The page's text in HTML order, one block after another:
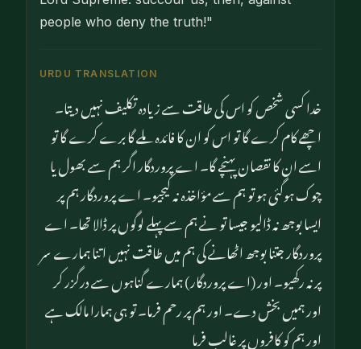
people who deny the truth!"
URDU TRANSLATION
خدا کسی شخص کو اس کی طاقت سے زیادہ تکلیف نہیں دیتا۔
اچھے کام کرے گا تو اس کو ان کا فائدہ ملے گا برے کرے گا تو
اسے ان کا نقصان پہنچے گا۔ اے پروردگار اگر ہم سے بھول یا
چوک ہوگئی ہو تو ہم سے مؤاخذہ نہ کیجیو۔ اے پروردگار ہم پر
ایسا بوجھ نہ ڈالیو جیسا تو نے ہم سے پہلے لوگوں پر ڈالا تھا۔ اے
پروردگار جتنا بوجھ اٹھانے کی ہم میں طاقت نہیں اتنا ہمارے سر
پر نہ رکھیو۔ اور (اے پروردگار) ہمارے گناہوں سے درگزر کر
اور ہمیں بخش دے۔ اور ہم پر رحم فرما۔ تو ہی ہمارا مالک ہے
اور ہم کو کافروں پر غالب فرما